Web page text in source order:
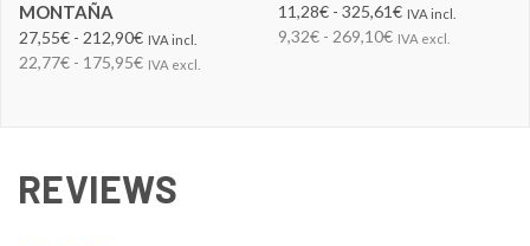
MONTAÑA
27,55€ - 212,90€ IVA incl.
22,77€ - 175,95€ IVA excl.
11,28€ - 325,61€ IVA incl.
9,32€ - 269,10€ IVA excl.
REVIEWS